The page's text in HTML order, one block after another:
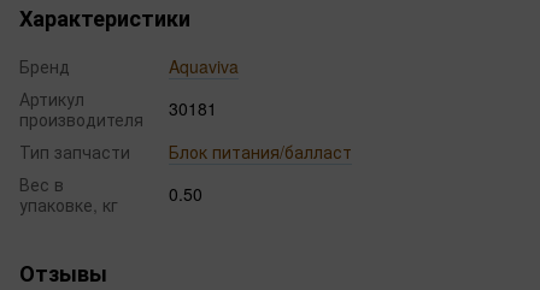
Характеристики
Бренд
Aquaviva
Артикул
производителя
30181
Тип запчасти
Блок питания/балласт
Вес в
упаковке, кг
0.50
Отзывы